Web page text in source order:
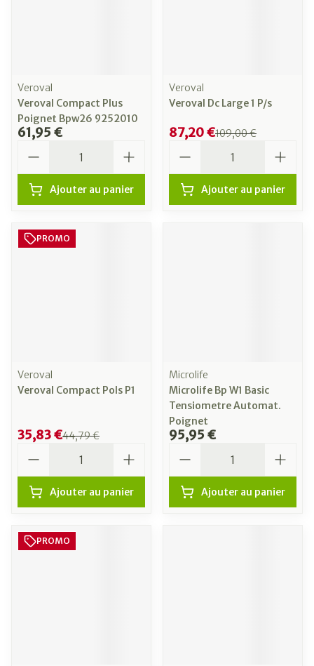
Veroval
Veroval Compact Plus
Poignet Bpw26 9252010
61,95 €
Ajouter au panier
Veroval
Veroval Dc Large 1 P/s
109,00 €
87,20 €
Ajouter au panier
PROMO
Veroval
Veroval Compact Pols P1
44,79 €
35,83 €
Ajouter au panier
Microlife
Microlife Bp W1 Basic
Tensiometre Automat.
Poignet
95,95 €
Ajouter au panier
PROMO